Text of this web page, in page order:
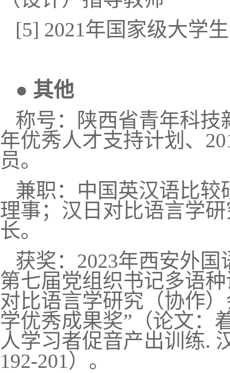
[5] 2021年国家级大学
● 其他
称号 ：
陕西省青年科技
年优秀人才支持计划 、
员。
兼职： 中国英汉语比较
理事；汉日对比语言学
长。
获奖： 2023年西安外国
第七届党组织书记多语
对比语言学研究（协作
学优秀成果奖” （论文：
人学习者促音产出训练.
192-201）。